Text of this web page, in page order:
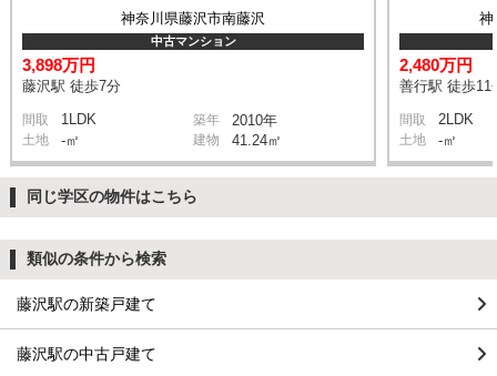
神奈川県藤沢市南藤沢
中古マンション
3,898万円
藤沢駅 徒歩7分
間取 1LDK 築年 2010年
土地 -㎡ 建物 41.24㎡
神
2,480万円
善行駅 徒歩11
間取 2LDK
土地 -㎡
同じ学区の物件はこちら
類似の条件から検索
藤沢駅の新築戸建て
藤沢駅の中古戸建て